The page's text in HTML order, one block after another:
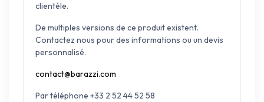
clientèle.
De multiples versions de ce produit existent.
Contactez nous pour des informations ou un devis
personnalisé.
contact@barazzi.com
Par téléphone +33 2 52 44 52 58